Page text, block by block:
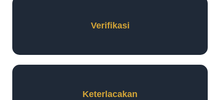
Verifikasi
Keterlacakan